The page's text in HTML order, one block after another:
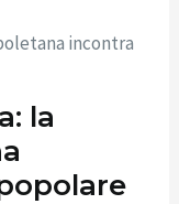
incontra
la